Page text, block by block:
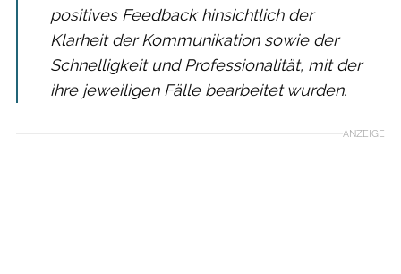
positives Feedback hinsichtlich der
Klarheit der Kommunikation sowie der
Schnelligkeit und Professionalität, mit der
ihre jeweiligen Fälle bearbeitet wurden.
ANZEIGE